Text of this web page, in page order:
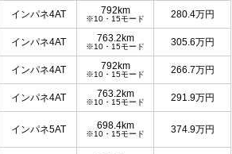
インパネ4AT 792km
※10・15モード 280.4万円
インパネ4AT 763.2km
※10・15モード 305.6万円
インパネ4AT 792km
※10・15モード 266.7万円
インパネ4AT 763.2km
※10・15モード 291.9万円
インパネ5AT 698.4km
※10・15モード 374.9万円